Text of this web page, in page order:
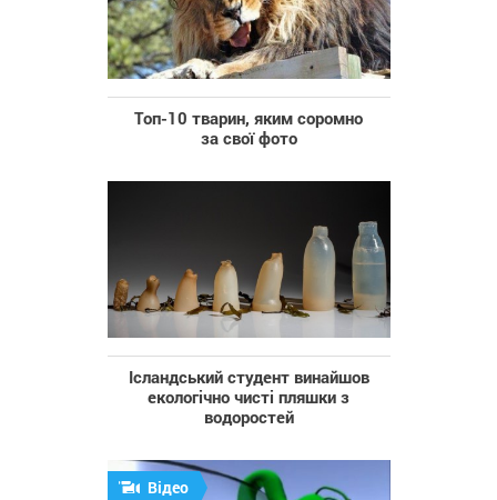
Топ-10 тварин, яким соромно
за свої фото
Ісландський студент винайшов
екологічно чисті пляшки з
водоростей
Відео